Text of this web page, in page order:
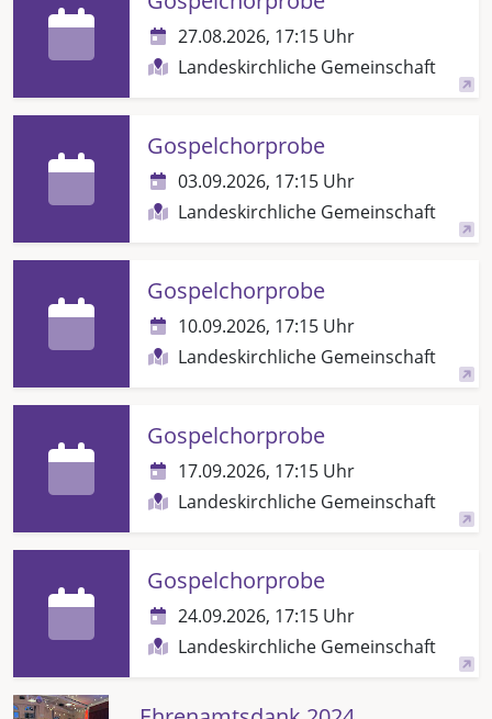
27.08.2026, 17:15 Uhr
Landeskirchliche Gemeinschaft
Gospelchorprobe
03.09.2026, 17:15 Uhr
Landeskirchliche Gemeinschaft
Gospelchorprobe
10.09.2026, 17:15 Uhr
Landeskirchliche Gemeinschaft
Gospelchorprobe
17.09.2026, 17:15 Uhr
Landeskirchliche Gemeinschaft
Gospelchorprobe
24.09.2026, 17:15 Uhr
Landeskirchliche Gemeinschaft